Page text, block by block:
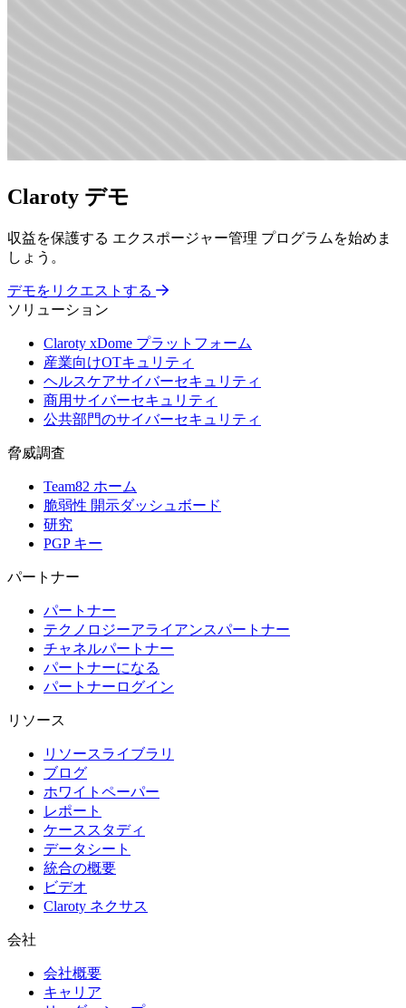
Claroty デモ
収益を保護する エクスポージャー管理 プログラムを始めま
しょう。
デモをリクエストする
ソリューション
Claroty xDome プラットフォーム
産業向けOTキュリティ
ヘルスケアサイバーセキュリティ
商用サイバーセキュリティ
公共部門のサイバーセキュリティ
脅威調査
Team82 ホーム
脆弱性 開示ダッシュボード
研究
PGP キー
パートナー
パートナー
テクノロジーアライアンスパートナー
チャネルパートナー
パートナーになる
パートナーログイン
リソース
リソースライブラリ
ブログ
ホワイトペーパー
レポート
ケーススタディ
データシート
統合の概要
ビデオ
Claroty ネクサス
会社
会社概要
キャリア